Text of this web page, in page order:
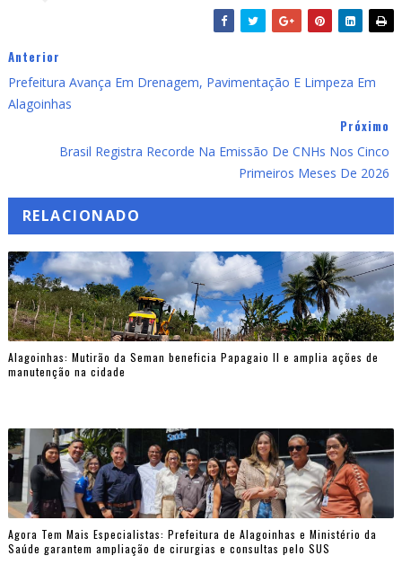
Anterior
Prefeitura Avança Em Drenagem, Pavimentação E Limpeza Em
Alagoinhas
Próximo
Brasil Registra Recorde Na Emissão De CNHs Nos Cinco
Primeiros Meses De 2026
RELACIONADO
Alagoinhas: Mutirão da Seman beneficia Papagaio II e amplia ações de
manutenção na cidade
Agora Tem Mais Especialistas: Prefeitura de Alagoinhas e Ministério da
Saúde garantem ampliação de cirurgias e consultas pelo SUS